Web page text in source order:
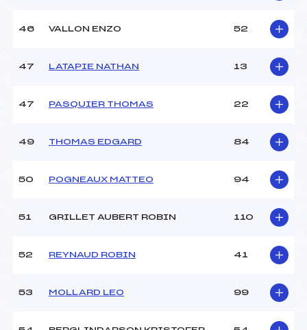
46 VALLON ENZO 52
47 LATAPIE NATHAN 13
47 PASQUIER THOMAS 22
49 THOMAS EDGARD 84
50 POGNEAUX MATTEO 94
51 GRILLET AUBERT ROBIN 110
52 REYNAUD ROBIN 41
53 MOLLARD LEO 99